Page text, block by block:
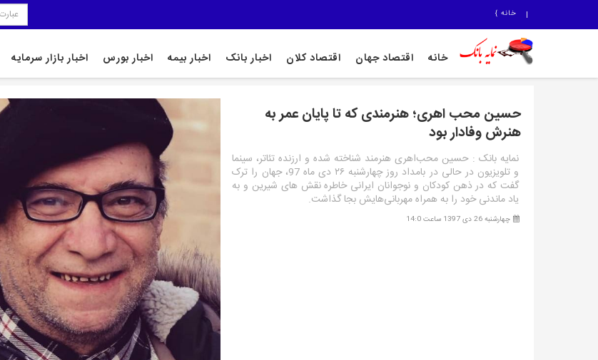
خانه }
خانه اقتصاد جهان اقتصاد کلان اخبار بانک اخبار بیمه اخبار بورس اخبار بازار سرمایه
حسین محب اهری؛ هنرمندی که تا پایان عمر به
هنرش وفادار بود
نمایه بانک : حسین محب‌اهری هنرمند شناخته شده و ارزنده تئاتر، سینما
و تلویزیون در حالی در بامداد روز چهارشنبه ۲۶ دی ماه 97، جهان را ترک
گفت که در ذهن کودکان و نوجوانان ایرانی خاطره نقش های شیرین و به
یاد ماندنی خود را به همراه مهربانی‌هایش بجا گذاشت.
چهارشنبه 26 دی 1397 ساعت 14:0